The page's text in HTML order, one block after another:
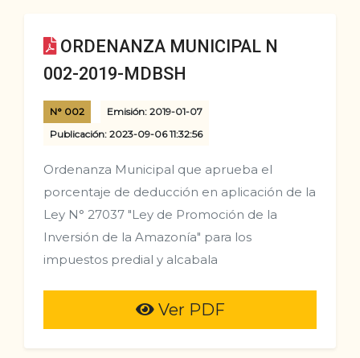
ORDENANZA MUNICIPAL N
002-2019-MDBSH
N° 002
Emisión: 2019-01-07
Publicación: 2023-09-06 11:32:56
Ordenanza Municipal que aprueba el
porcentaje de deducción en aplicación de la
Ley N° 27037 "Ley de Promoción de la
Inversión de la Amazoní­a" para los
impuestos predial y alcabala
Ver PDF